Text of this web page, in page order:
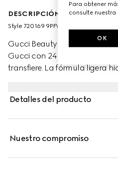
DESCRIPCIÓN DE PRODUCTO
Style ‎720169 9PFWW 9540
Gucci Beauty presenta
Gucci con 24 horas de
transfiere. La fórmula ligera
afinidad cutánea y
aceite de rosa negra
Detalles del producto
Nuestro compromiso
Para obtener
consulte nuestra
OK